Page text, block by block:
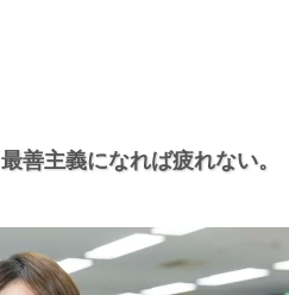
最善主義になれば疲れない。